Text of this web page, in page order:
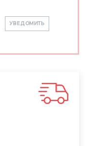
УВЕДОМИТЬ